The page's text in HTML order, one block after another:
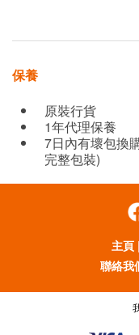
保養
原裝行貨
1年代理保養
7日內有壞包換
完整包裝)
主頁 |
聯絡我